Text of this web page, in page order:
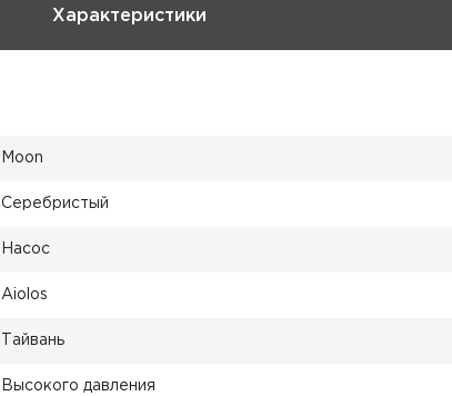
Характеристики
Moon
Серебристый
Насос
Aiolos
Тайвань
Высокого давления